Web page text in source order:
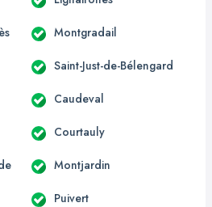
Montgradail
Saint-Just-de-Bélengard
Caudeval
Courtauly
Montjardin
Puivert